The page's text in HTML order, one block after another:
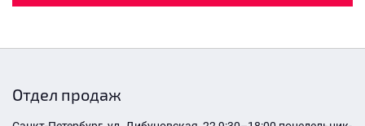
Отдел продаж